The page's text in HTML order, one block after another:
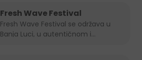
Fresh Wave Festival
Fresh Wave Festival se održava u
Banja Luci, u autentičnom i...